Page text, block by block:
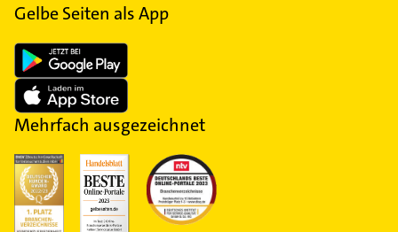
Gelbe Seiten als App
Mehrfach ausgezeichnet